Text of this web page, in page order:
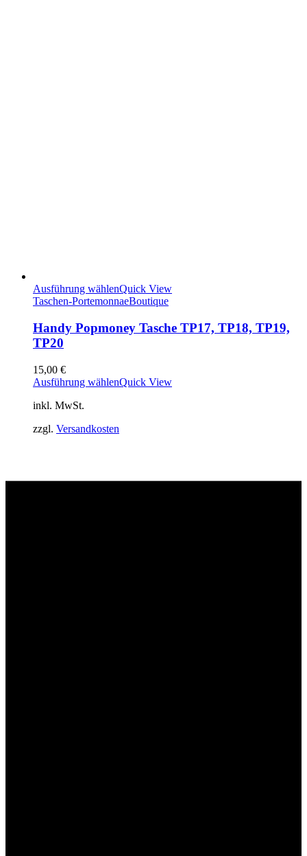
Ausführung wählenQuick View
Taschen-PortemonnaeBoutique
Handy Popmoney Tasche TP17, TP18, TP19,
TP20
15,00 €
Ausführung wählenQuick View
inkl. MwSt.
zzgl. Versandkosten